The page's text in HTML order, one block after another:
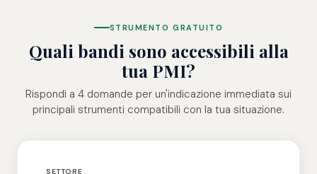
STRUMENTO GRATUITO
Quali bandi sono accessibili alla
tua PMI?
Rispondi a 4 domande per un'indicazione immediata sui
principali strumenti compatibili con la tua situazione.
SETTORE